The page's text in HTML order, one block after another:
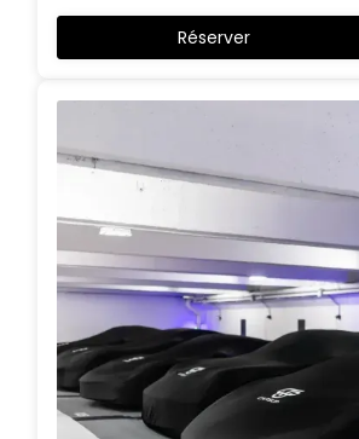
Réserver